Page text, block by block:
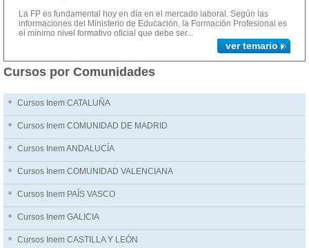
La FP es fundamental hoy en día en el mercado laboral. Según las
informaciones del Ministerio de Educación, la Formación Profesional es
el mínimo nivel formativo oficial que debe ser...
ver temario
Cursos por Comunidades
Cursos Inem CATALUÑA
Cursos Inem COMUNIDAD DE MADRID
Cursos Inem ANDALUCÍA
Cursos Inem COMUNIDAD VALENCIANA
Cursos Inem PAÍS VASCO
Cursos Inem GALICIA
Cursos Inem CASTILLA Y LEÓN